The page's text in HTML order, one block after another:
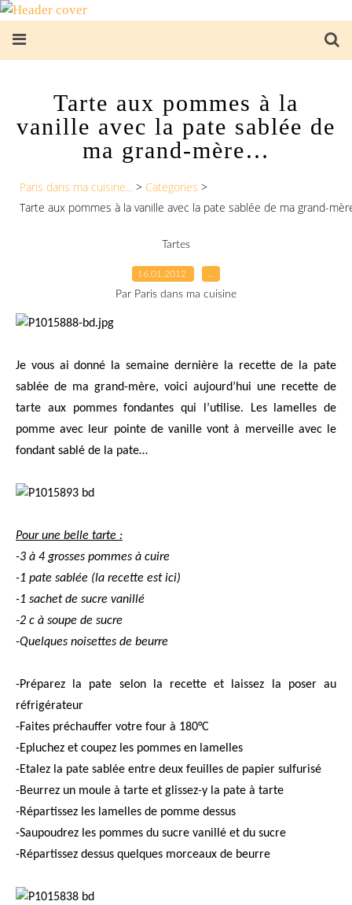
Tarte aux pommes à la
vanille avec la pate sablée de
ma grand-mère…
Paris dans ma cuisine... > Categories >
Tarte aux pommes à la vanille avec la pate sablée de ma grand-
Tartes
16.01.2012
Par Paris dans ma cuisine
Je vous ai donné la semaine dernière la recette de la pate
sablée de ma grand-mère, voici aujourd’hui une recette de
tarte aux pommes fondantes qui l’utilise. Les lamelles de
pomme avec leur pointe de vanille vont à merveille avec le
fondant sablé de la pate…
Pour une belle tarte :
-3 à 4 grosses pommes à cuire
-1 pate sablée (la recette est ici)
-1 sachet de sucre vanillé
-2 c à soupe de sucre
-Quelques noisettes de beurre
-Préparez la pate selon la recette et laissez la poser au
réfrigérateur
-Faites préchauffer votre four à 180°C
-Epluchez et coupez les pommes en lamelles
-Etalez la pate sablée entre deux feuilles de papier sulfurisé
-Beurrez un moule à tarte et glissez-y la pate à tarte
-Répartissez les lamelles de pomme dessus
-Saupoudrez les pommes du sucre vanillé et du sucre
-Répartissez dessus quelques morceaux de beurre